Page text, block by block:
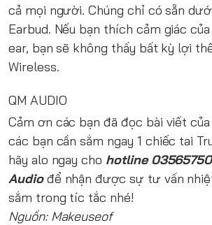
cả mọi người. Chúng chỉ có sẵn
Earbud. Nếu bạn thích cảm giác
ear, bạn sẽ không thấy bất kỳ lợi
Wireless.
QM AUDIO
Cảm ơn các bạn đã đọc bài viết
các bạn cần sắm ngay 1 chiếc tai
hãy alo ngay cho hotline
Audio để nhận được sự tư vấn
sắm trong tíc tắc nhé!
Nguồn: Makeuseof